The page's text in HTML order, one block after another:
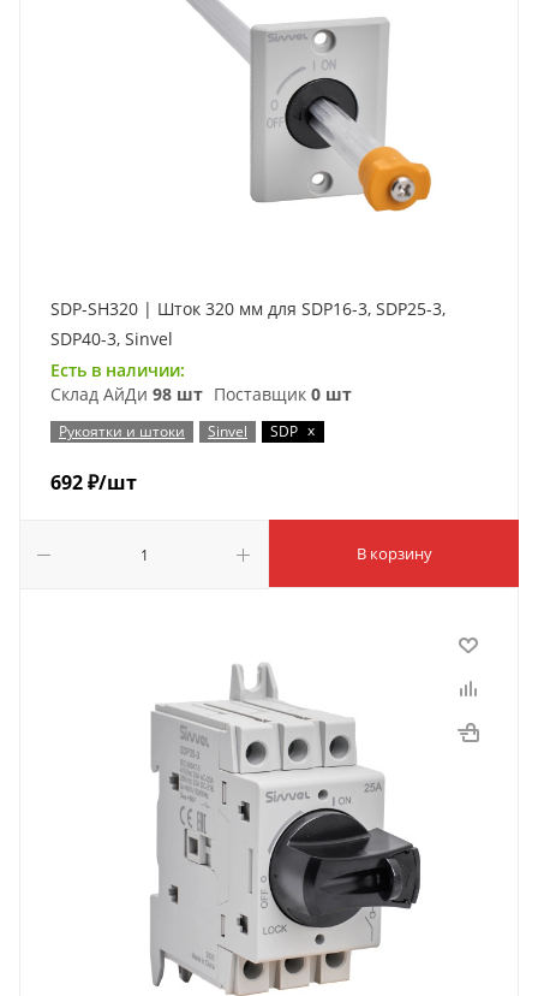
SDP-SH320 | Шток 320 мм для SDP16-3, SDP25-3,
SDP40-3, Sinvel
Есть в наличии:
Склад АйДи 98 шт Поставщик 0 шт
Рукоятки и штоки Sinvel SDP x
692₽/шт
В корзину